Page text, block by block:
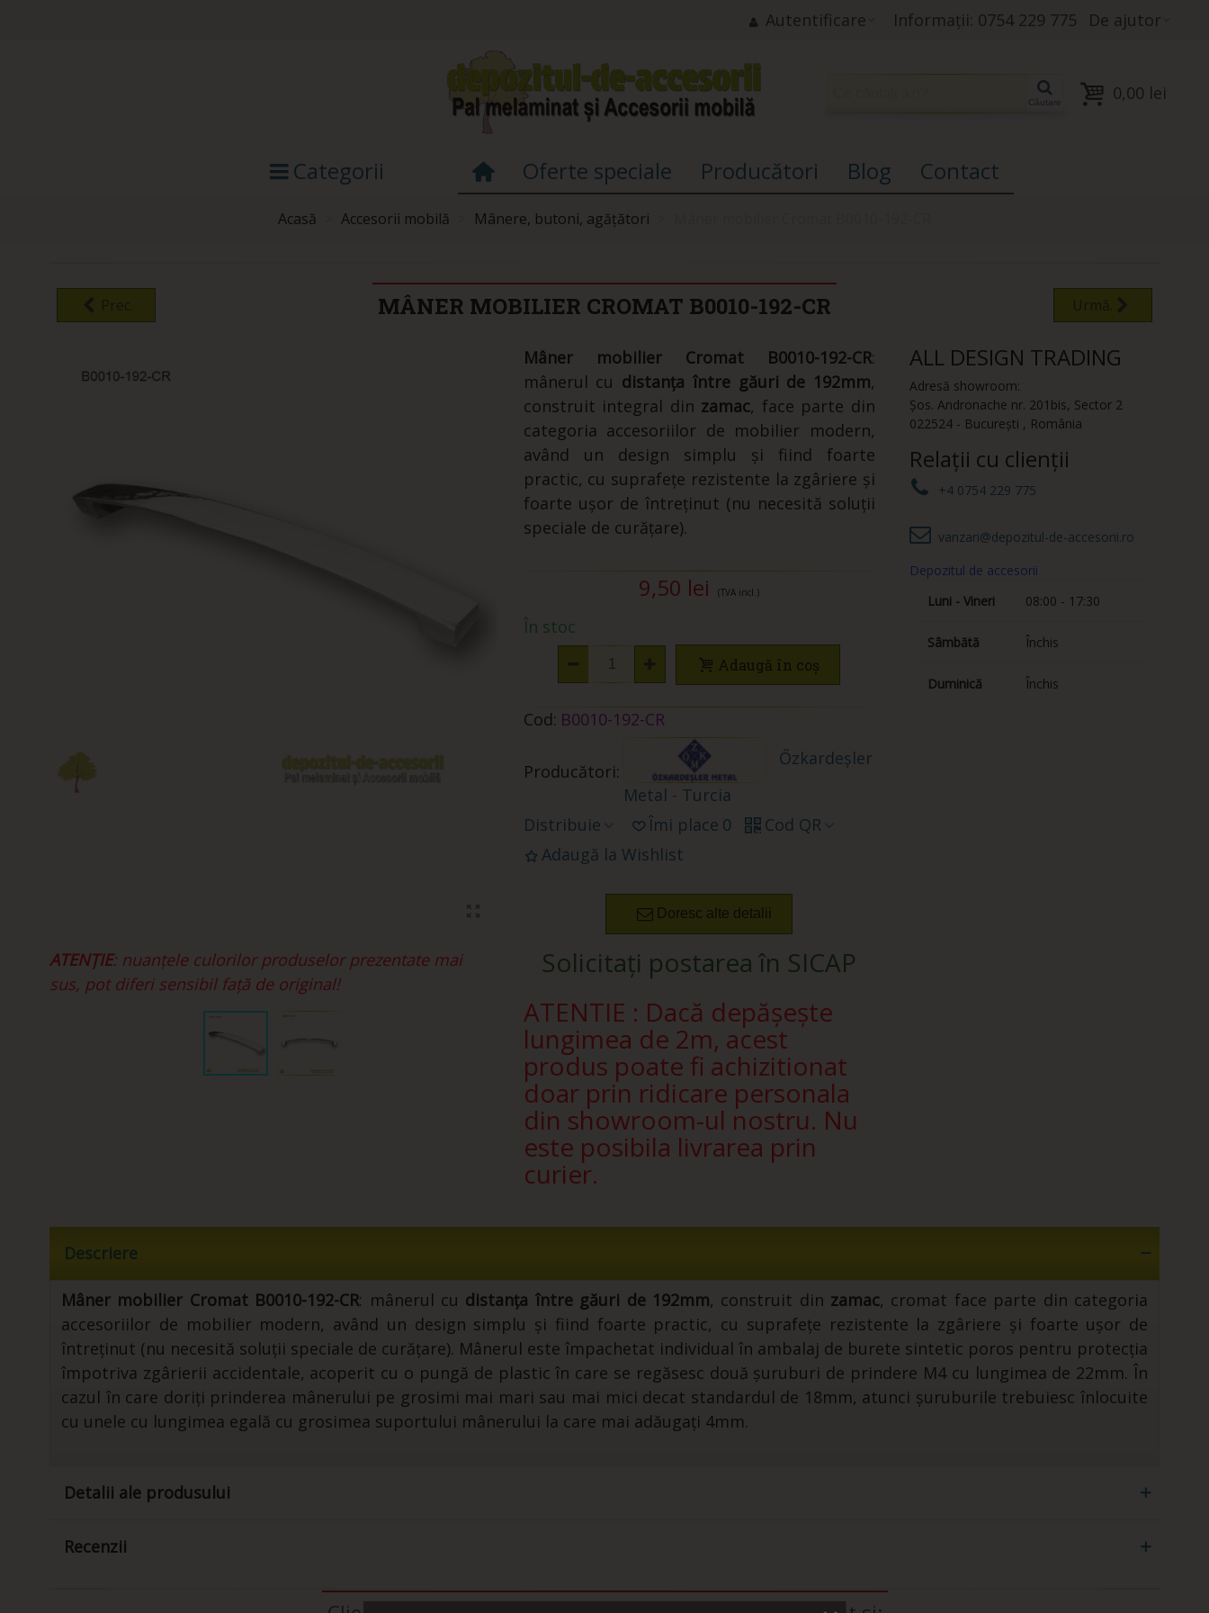
Autentificare Informații: 0754 229 775 De ajutor
Căutare 0,00 lei
Categorii Oferte speciale Producători Blog Contact
Acasă Accesorii mobilă Mânere, butoni, agățători
MÂNER MOBILIER CROMAT B0010-192-CR
ATENȚIE: nuanțele culorilor produselor prezentate mai
sus, pot diferi sensibil față de original!
Mâner mobilier Cromat B0010-192-CR:
mânerul cu distanța între găuri de 192mm,
construit integral din zamac, face parte din
categoria accesoriilor de mobilier modern,
având un design simplu și fiind foarte
practic, cu suprafețe rezistente la zgâriere și
foarte ușor de întreținut (nu necesită soluții
speciale de curățare).
9,50 lei (TVA incl.)
În stoc
Adaugă în coș
Cod: B0010-192-CR
Producători:
Őzkardeșler
Metal - Turcia
Distribuie
Îmi place 0
Cod QR
Adaugă la Wishlist
Doresc alte detalii
Solicitați postarea în SICAP
ATENTIE : Dacă depășește
lungimea de 2m, acest
produs poate fi achizitionat
doar prin ridicare personala
din showroom-ul nostru. Nu
este posibila livrarea prin
curier.
ALL DESIGN TRADING
Adresă showroom:
Șos. Andronache nr. 201bis, Sector 2
022524- București , România
Relații cu clienții
+4 0754 229 775
vanzari@depozitul-de-accesorii.ro
Depozitul de accesorii
Luni - Vineri
08:00 - 17:30
Sâmbătă Închis
Duminică Închis
Descriere
Mâner mobilier Cromat B0010-192-CR: mânerul cu distanța între găuri de 192mm, construit din zamac, cromat face parte din categoria
accesoriilor de mobilier modern, având un design simplu și fiind foarte practic, cu suprafețe rezistente la zgâriere și foarte ușor de
întreținut (nu necesită soluții speciale de curățare). Mânerul este împachetat individual în ambalaj de burete sintetic poros pentru protecția
împotriva zgârierii accidentale, acoperit cu o pungă de plastic în care se regăsesc două șuruburi de prindere M4 cu lungimea de 22mm. În
cazul în care doriți prinderea mânerului pe grosimi mai mari sau mai mici decat standardul de 18mm, atunci șuruburile trebuiesc înlocuite
cu unele cu lungimea egală cu grosimea suportului mânerului la care mai adăugați 4mm.
Detalii ale produsului
Recenzii